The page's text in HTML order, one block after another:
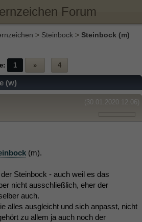
Forum
> Steinbock > Steinbock (m)
1 » 4
(w)
(30.01.2020 12:06)
(m).
Steinbock - auch weil es das
nicht ausschließlich, eher der
auch.
alles ausgleicht und sich anpasst, nicht
zu allem ja auch noch der